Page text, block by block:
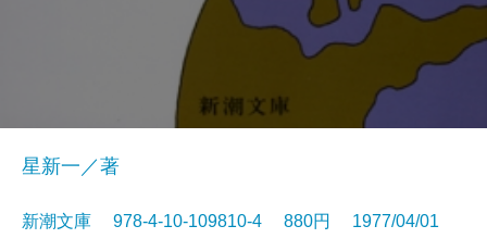
星新一／著
新潮文庫 978-4-10-109810-4 880円 1977/04/01